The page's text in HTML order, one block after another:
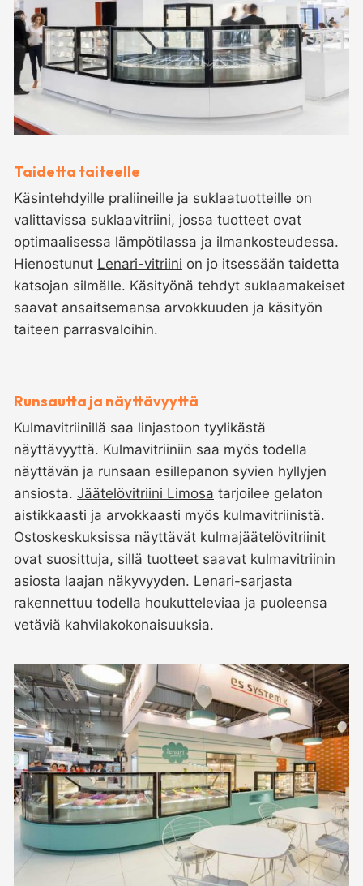
Taidetta taiteelle
Käsintehdyille praliineille ja suklaatuotteille on
valittavissa suklaavitriini, jossa tuotteet ovat
optimaalisessa lämpötilassa ja ilmankosteudessa.
Hienostunut Lenari-vitriini on jo itsessään taidetta
katsojan silmälle. Käsityönä tehdyt suklaamakeiset
saavat ansaitsemansa arvokkuuden ja käsityön
taiteen parrasvaloihin.
Runsautta ja näyttävyyttä
Kulmavitriinillä saa linjastoon tyylikästä
näyttävyyttä. Kulmavitriiniin saa myös todella
näyttävän ja runsaan esillepanon syvien hyllyjen
ansiosta. Jäätelövitriini Limosa tarjoilee gelaton
aistikkaasti ja arvokkaasti myös kulmavitriinistä.
Ostoskeskuksissa näyttävät kulmajäätelövitriinit
ovat suosittuja, sillä tuotteet saavat kulmavitriinin
asiosta laajan näkyvyyden. Lenari-sarjasta
rakennettuu todella houkutteleviaa ja puoleensa
vetäviä kahvilakokonaisuuksia.